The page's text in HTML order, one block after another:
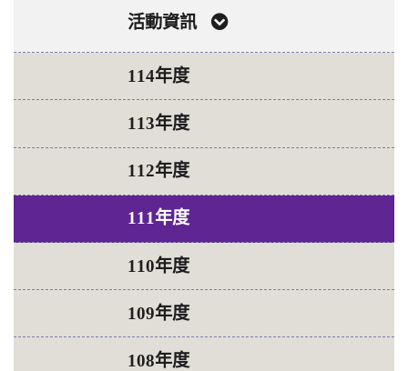
活動資訊
114年度
113年度
112年度
111年度
110年度
109年度
108年度